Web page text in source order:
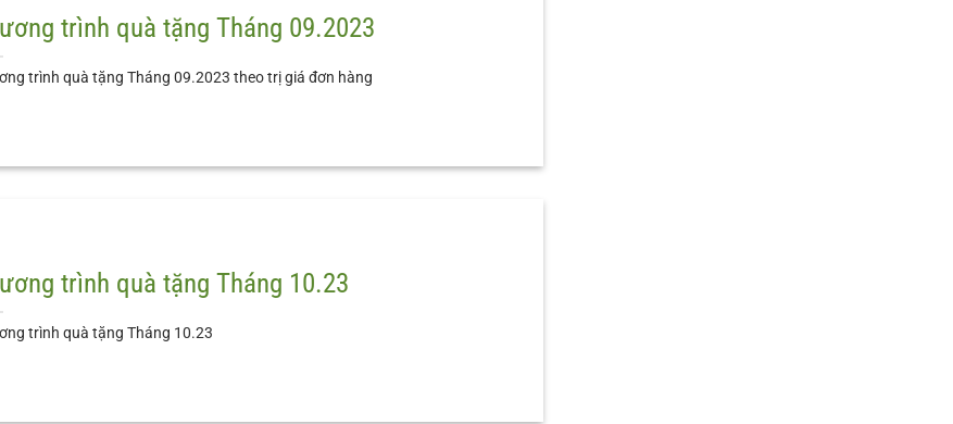
trình quà tặng Tháng 09.2023
trình quà tặng Tháng 09.2023 theo trị giá đơn hàng
trình quà tặng Tháng 10.23
trình quà tặng Tháng 10.23